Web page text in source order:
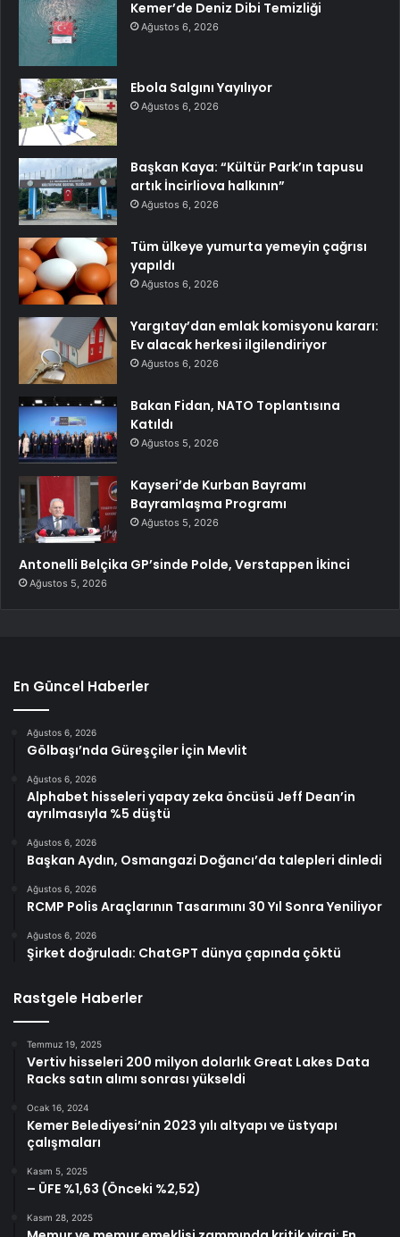
Kemer’de Deniz Dibi Temizliği
Ağustos 6, 2026
Ebola Salgını Yayılıyor
Ağustos 6, 2026
Başkan Kaya: “Kültür Park’ın tapusu
artık İncirliova halkının”
Ağustos 6, 2026
Tüm ülkeye yumurta yemeyin çağrısı
yapıldı
Ağustos 6, 2026
Yargıtay’dan emlak komisyonu kararı:
Ev alacak herkesi ilgilendiriyor
Ağustos 6, 2026
Bakan Fidan, NATO Toplantısına
Katıldı
Ağustos 5, 2026
Kayseri’de Kurban Bayramı
Bayramlaşma Programı
Ağustos 5, 2026
Antonelli Belçika GP’sinde Polde, Verstappen İkinci
Ağustos 5, 2026
En Güncel Haberler
Ağustos 6, 2026
Gölbaşı’nda Güreşçiler İçin Mevlit
Ağustos 6, 2026
Alphabet hisseleri yapay zeka öncüsü Jeff Dean’in
ayrılmasıyla %5 düştü
Ağustos 6, 2026
Başkan Aydın, Osmangazi Doğancı’da talepleri dinledi
Ağustos 6, 2026
RCMP Polis Araçlarının Tasarımını 30 Yıl Sonra Yeniliyor
Ağustos 6, 2026
Şirket doğruladı: ChatGPT dünya çapında çöktü
Rastgele Haberler
Temmuz 19, 2025
Vertiv hisseleri 200 milyon dolarlık Great Lakes Data
Racks satın alımı sonrası yükseldi
Ocak 16, 2024
Kemer Belediyesi’nin 2023 yılı altyapı ve üstyapı
çalışmaları
Kasım 5, 2025
– ÜFE %1,63 (Önceki %2,52)
Kasım 28, 2025